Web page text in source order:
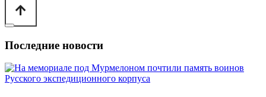
Последние новости